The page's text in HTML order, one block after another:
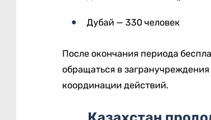
Дубай — 330 человек
После окончания периода
обращаться в
координации действий.